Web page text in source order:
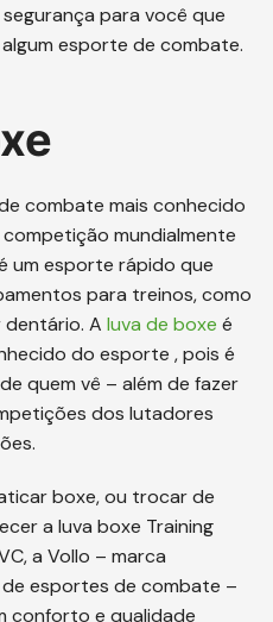
para você que
esporte de combate.
combate mais conhecido
mundialmente
um esporte rápido que
para treinos, como
dentário. Aluva de boxe é
do esporte , pois é
quem vê – além de fazer
dos lutadores
boxe, ou trocar de
a luva boxe Training
a Vollo – marca
esportes de combate –
conforto e qualidade